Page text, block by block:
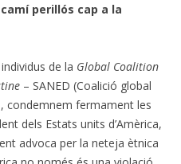
perillós cap a la
de la Global Coalition
– SANED (Coalició global
condemnem fermament les
dels Estats units d’Amèrica,
advoca per la neteja ètnica